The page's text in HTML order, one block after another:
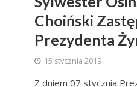
Choiński
Prezydenta
15 stycznia 2019
Z dniem 07 stycznia